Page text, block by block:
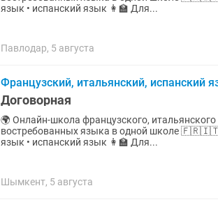
язык • испанский язык 👩🏫 Для...
Павлодар, 5 августа
Французский, итальянский, испанский
Договорная
🌍 Онлайн-школа французского, итальянского и
востребованных языка в одной школе 🇫🇷🇮🇹🇪🇸 ✨ У нас: • французский язык •
язык • испанский язык 👩🏫 Для...
Шымкент, 5 августа